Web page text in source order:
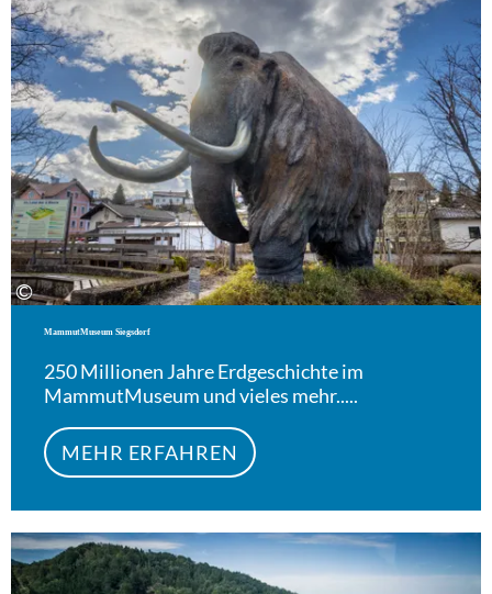
©
MammutMuseum Siegsdorf
250 Millionen Jahre Erdgeschichte im
MammutMuseum und vieles mehr.....
MEHR ERFAHREN